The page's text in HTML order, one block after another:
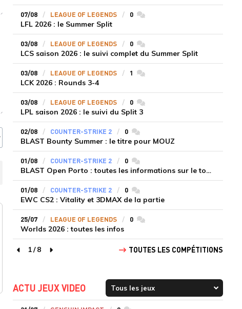
07/08 LEAGUE OF LEGENDS 0commentaires
LFL 2026 : le Summer Split
03/08 LEAGUE OF LEGENDS 0commentaires
LCS saison 2026 : le suivi complet du Summer Split
03/08 LEAGUE OF LEGENDS 1 commentaires
LCK 2026 : Rounds 3-4
03/08 LEAGUE OF LEGENDS 0commentaires
LPL saison 2026 : le suivi du Split 3
02/08 COUNTER-STRIKE 2 0commentaires
BLAST Bounty Summer : le titre pour MOUZ
01/08 COUNTER-STRIKE 2 0commentaires
BLAST Open Porto : toutes les informations sur le tournoi
01/08 COUNTER-STRIKE 2 0commentaires
EWC CS2 : Vitality et 3DMAX de la partie
25/07 LEAGUE OF LEGENDS 0commentaires
Worlds 2026 : toutes les infos
page précédente
1/8
page suivante
TOUTES LES COMPÉTITIONS
ACTU JEUX VIDEO